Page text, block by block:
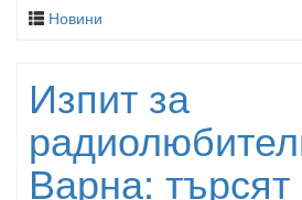
Новини
Изпит за
Варна: търсят